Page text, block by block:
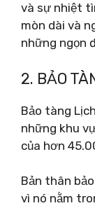
và sự nhiệt
mòn dài và
những ngọn
2. BẢO
Bảo tàng
những khu
của hơn
Bản thân
vì nó nằm